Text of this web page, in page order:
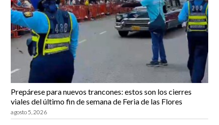
Prepárese para nuevos trancones: estos son los cierres
viales del último fin de semana de Feria de las Flores
agosto 5, 2026